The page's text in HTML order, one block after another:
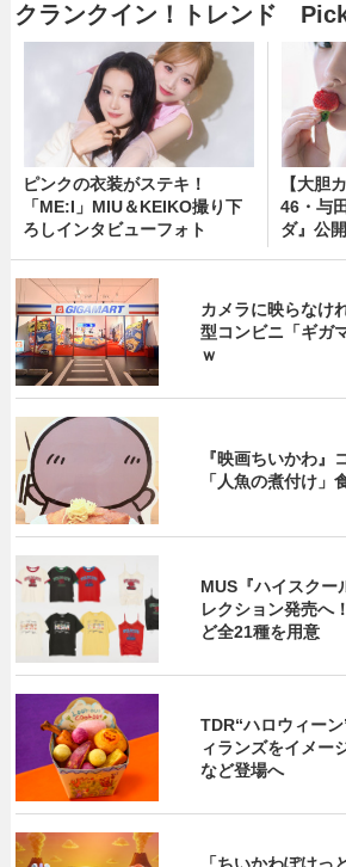
クランクイン！トレンド
ピンクの衣装がステキ！
「ME:I」MIU＆KEIKO撮り下
ろしインタビューフォト
【大胆
46・与
ダ』公
カメラに映らなけ
型コンビニ「ギガ
ｗ
『映画ちいかわ
「人魚の煮付け」
MUS『ハイスクー
レクション発売
ど全21種を用意
TDR“ハロウィー
ィランズをイメー
など登場へ
「ちいかわぽけっ